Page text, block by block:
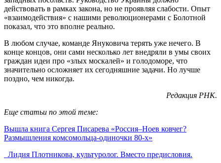
действовать в рамках закона, но не проявляя слабости. Опыт
«взаимодействия» с нашими революционерами с Болотной
показал, что это вполне реально.
В любом случае, команде Януковича терять уже нечего. В
конце концов, они сами несколько лет внедряли в умы своих
граждан идеи про «злых москалей» и голодоморе, что
значительно осложняет их сегодняшние задачи. Но лучше
поздно, чем никогда.
Редакция РНК.
Еще статьи по этой теме:
Вышла книга Сергея Писарева «Россия–Ноев ковчег?
Размышления комсомольца-одиночки 80-х»
Лидия Плотникова, культуролог. Вместо предисловия.